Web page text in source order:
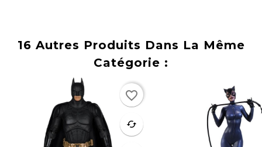
16 Autres Produits Dans La Même
Catégorie :
favorite
cached
favorite_border